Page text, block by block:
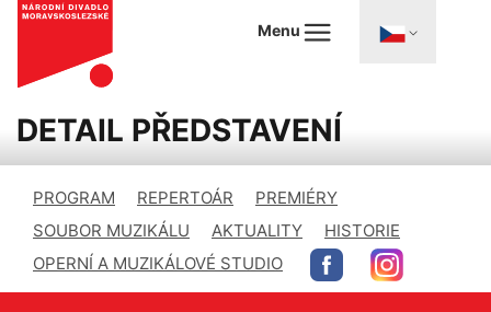
Menu
DETAIL PŘEDSTAVENÍ
PROGRAM REPERTOÁR
PREMIÉRY
SOUBOR MUZIKÁLU
AKTUALITY
HISTORIE
OPERNÍ A MUZIKÁLOVÉ STUDIO